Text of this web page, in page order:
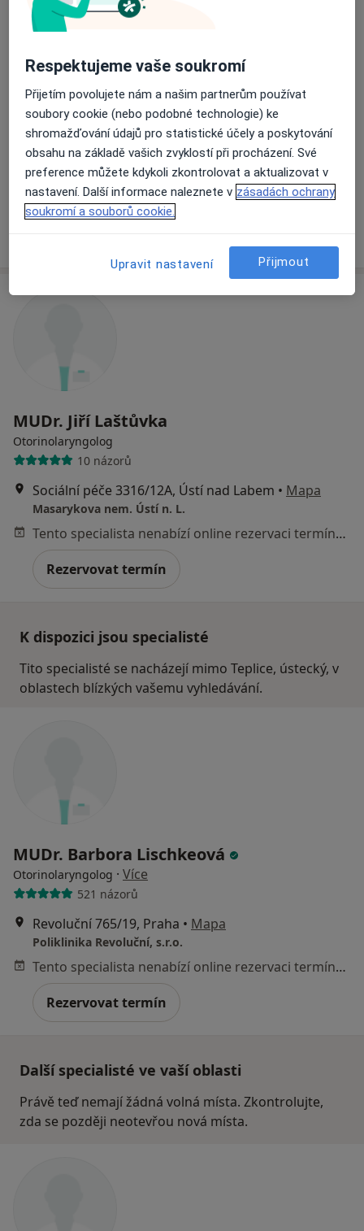
Jana Novotná
Otorinolaryngolog
2 názory
Duchcovská 53, Teplice•Mapa
Ordinace
MUDr. Jiří Laštůvka
Otorinolaryngolog
10 názorů
Sociální péče 3316/12A, Ústí nad Labem • Mapa
Masarykova nem. Ústí n. L.
Tento specialista nenabízí online rezervaci termínu na této adrese.
Rezervovat termín
K dispozici jsou specialisté
Tito specialisté se nacházejí mimo Teplice, ústecký, v
oblastech blízkých vašemu vyhledávání.
MUDr. Barbora Lischkeová
Otorinolaryngolog · Více
521 názorů
Revoluční 765/19, Praha • Mapa
Poliklinika Revoluční, s.r.o.
Tento specialista nenabízí online rezervaci termínu na této adrese.
Rezervovat termín
Další specialisté ve vaší oblasti
Právě teď nemají žádná volná místa. Zkontrolujte,
zda se později neotevřou nová místa.
Respektujeme vaše soukromí
Přijetím povolujete nám a našim partnerům používat
soubory cookie (nebo podobné technologie) ke
shromažďování údajů pro statistické účely a poskytování
obsahu na základě vašich zvyklostí při procházení. Své
preference můžete kdykoli zkontrolovat a aktualizovat v
nastavení. Další informace naleznete v zásadách ochrany
soukromí a souborů cookie.
Upravit nastavení Přijmout